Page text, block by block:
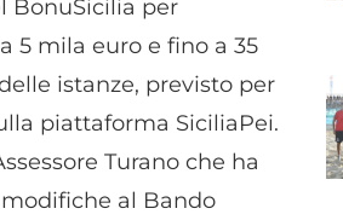
BonuSicilia per
5 mila euro e fino a 35
istanze, previsto per
piattaforma SiciliaPei.
Turano che ha
al Bando